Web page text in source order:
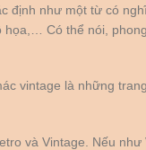
định như một từ có
họa,… Có thể nói,
vintage là những
và Vintage. Nếu